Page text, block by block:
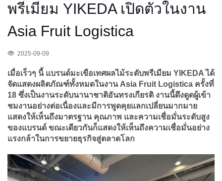
พรีเมียม YIKEDA เปิดตัวในงาน
Asia Fruit Logistica
2025-09-09
เมื่อเร็วๆ นี้ แบรนด์มะเขือเทศผลไม้ระดับพรีเมียม YIKEDA ได้
จัดแสดงผลิตภัณฑ์ทั้งหมดในงาน Asia Fruit Logistica ครั้งที่
18 ซึ่งเป็นงานระดับนานาชาติอันทรงเกียรติ งานนี้ดึงดูดผู้เข้า
ชมงานอย่างต่อเนื่องและมีการพูดคุยแลกเปลี่ยนมากมาย
แสดงให้เห็นถึงมาตรฐาน คุณภาพ และความเชื่อมั่นระดับสูง
ของแบรนด์ ขณะเดียวกันก็แสดงให้เห็นถึงความเชื่อมั่นอย่าง
แรงกล้าในการขยายธุรกิจสู่ตลาดโลก